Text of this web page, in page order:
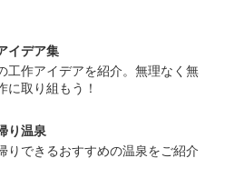
イデア集
工作アイデアを紹介。無理なく無
に取り組もう！
り温泉
りできるおすすめの温泉をご紹介